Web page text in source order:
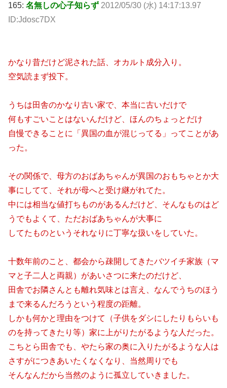
165: 名無しの心子知らず 2012/05/30 (水) 14:17:13.97
ID:Jdosc7DX
かなり昔だけど泥された話、オカルト成分入り。
空気読まず投下。
うちは田舎のかなり古い家で、本当に古いだけで
何もすごいことはないんだけど、ほんのちょっとだけ
自慢できることに「異国の血が混じってる」ってことがあ
った。
その関係で、母方のおばあちゃんが異国のおもちゃとか大
事にしてて、それが母へと受け継がれてた。
中には相当な値打ちものがあるんだけど、そんなものはど
うでもよくて、ただおばあちゃんが大事に
してたものというそれなりに丁寧な扱いをしていた。
十数年前のこと、都会から疎開してきたバツイチ家族（マ
マと子二人と両親）があいさつに来たのだけど、
田舎でお隣さんとも離れ気味とは言え、なんでうちのほう
まで来るんだろうという程度の距離。
しかも何かと理由をつけて（子供をダシにしたりもらいも
のを持ってきたり等）家に上がりたがるような人だった。
こちとら田舎でも、やたら家の奥に入りたがるような人は
さすがにつきあいたくなくなり、当然周りでも
そんなんだから当然のように孤立していきました。